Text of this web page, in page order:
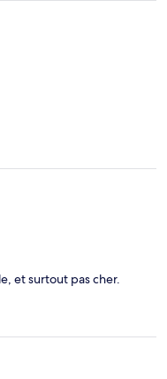
et surtout pas cher.